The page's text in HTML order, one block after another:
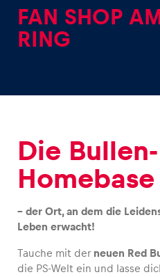
Seiten
FAN SHOP
RING
Die Bullen-
Homebase
– der Ort, an dem die
Leben erwacht!
Tauche mit der neuen Red
die PS-Welt ein und lasse